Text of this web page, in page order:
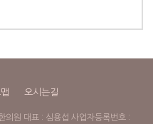
오시는길
원 대표 : 심용섭 사업자등록번호 :